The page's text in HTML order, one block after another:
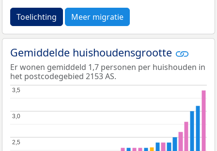
Toelichting Meer migratie
Gemiddelde huishoudensgrootte
Er wonen gemiddeld 1,7 personen per huishouden in
het postcodegebied 2153 AS.
2,5
2,5
3,0
3,0
3,5
3,5